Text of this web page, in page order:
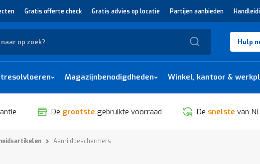
Gratis offerte check Gratis advies op locatie Partijen aanbieden
Hulp
Magazijnbenodigdheden Winkel, kantoor &
De grootste gebruikte voorraad De snelste van
Aanrijdbeschermers